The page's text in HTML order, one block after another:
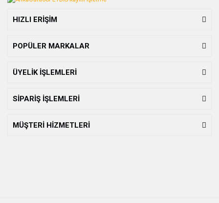
HIZLI ERİŞİM
POPÜLER MARKALAR
ÜYELİK İŞLEMLERİ
SİPARİŞ İŞLEMLERİ
MÜŞTERİ HİZMETLERİ